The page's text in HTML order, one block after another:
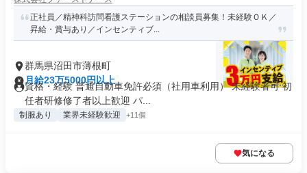
正社員／精神科訪問看護ステーションの相談員募集！未経験ＯＫ／
昇給・賞与あり／インセンティブ...
群馬県沼田市薄根町
月給23万5000円以上
資格・経験 普通自動車免許必須（社用車利用） 未経験者可 初
任者研修修了者以上歓迎 パ...
制服あり 業界未経験歓迎 +11個
気になる